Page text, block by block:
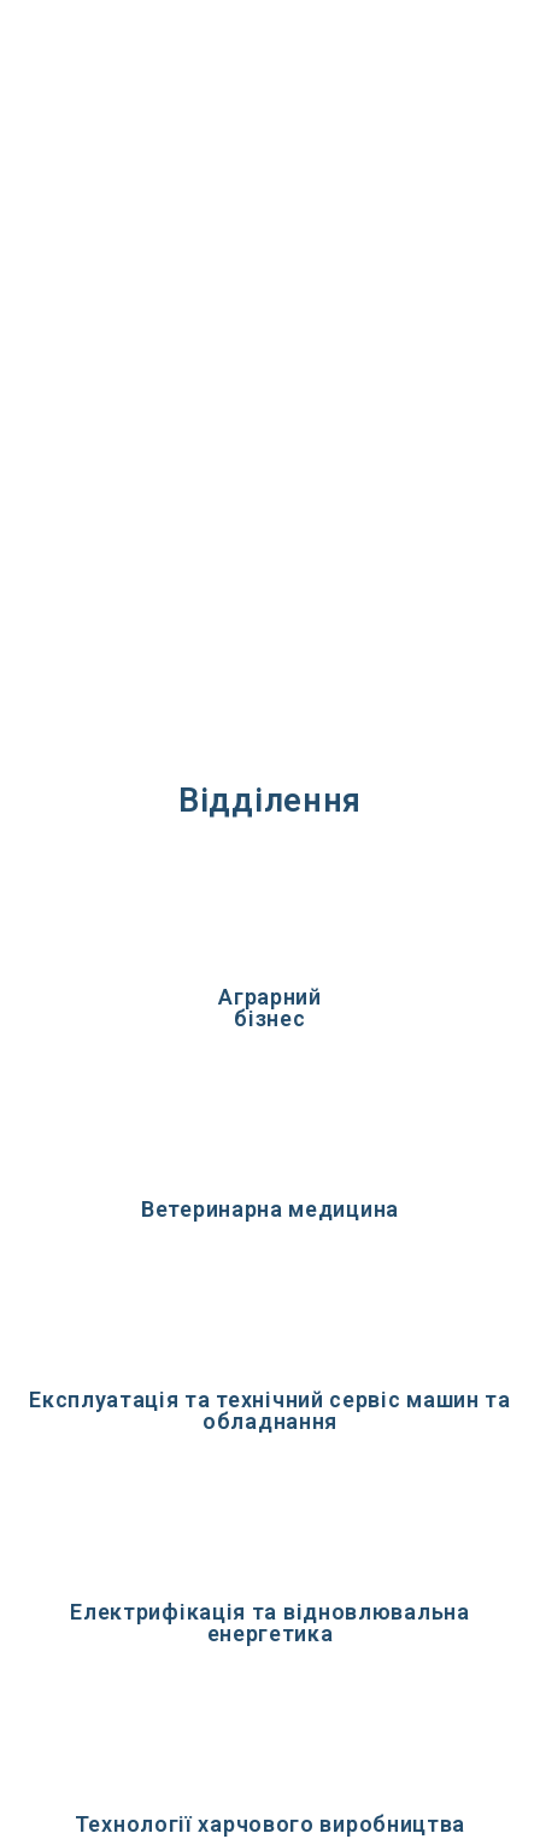
Відділення
Аграрний
бізнес
Ветеринарна медицина
Експлуатація та технічний сервіс машин та
обладнання
Електрифікація та відновлювальна
енергетика
Технології харчового виробництва